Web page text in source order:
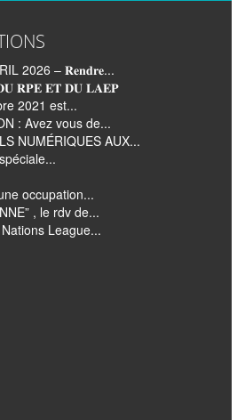
2026 – 𝐑𝐞𝐧𝐝𝐫𝐞...
𝐑𝐏𝐄 𝐄𝐓 𝐃𝐔 𝐋𝐀𝐄𝐏
2021 est...
: Avez vous de...
NUMÉRIQUES AUX...
occupation...
, le rdv de...
League...